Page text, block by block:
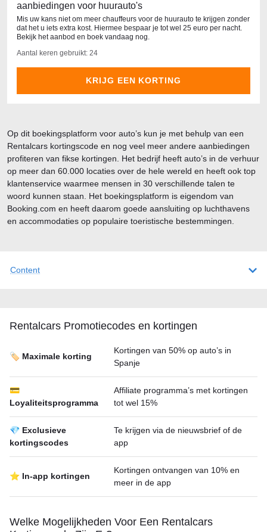
aanbiedingen voor huurauto's
Mis uw kans niet om meer chauffeurs voor de huurauto te krijgen zonder
dat het u iets extra kost. Hiermee bespaar je tot wel 25 euro per nacht.
Bekijk het aanbod en boek vandaag nog.
Aantal keren gebruikt: 24
KRIJG EEN KORTING
Content
Rentalcars Promotiecodes en kortingen
🏷️ Maximale korting
Kortingen van 50% op auto’s in
Spanje
💳
Loyaliteitsprogramma
Affiliate programma’s met kortingen
tot wel 15%
💎 Exclusieve
kortingscodes
Te krijgen via de nieuwsbrief of de
app
⭐ In-app kortingen
Kortingen ontvangen van 10% en
meer in de app
Welke Mogelijkheden Voor Een Rentalcars
Op dit boekingsplatform voor auto’s kun je met behulp van een
Rentalcars kortingscode en nog veel meer andere aanbiedingen
profiteren van fikse kortingen. Het bedrijf heeft auto’s in de verhuur
op meer dan 60.000 locaties over de hele wereld en heeft ook top
klantenservice waarmee mensen in 30 verschillende talen te
woord kunnen staan. Het boekingsplatform is eigendom van
Booking.com en heeft daarom goede aansluiting op luchthavens
en accommodaties op populaire toeristische bestemmingen.